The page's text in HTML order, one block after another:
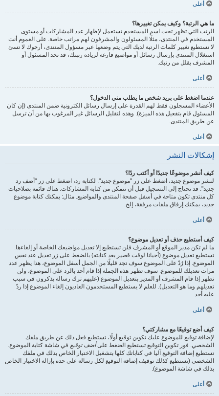
أعلى
ما هي الرتبة؟ وكيف يمكن تغييرها؟
الرتب التي تظهر تحت اسم المستخدم تستعمل لإظهار عدد المشاركات أو مستوى
المستخدم في المنتدى، مثلًا المسئولون والمشرفون لهم مراتب خاصة. على العموم أنت
لا تستطيع تغيير كلمات الرتبة لديك التي يتم وضعها عبر مسؤول المنتدى، أرجوك لا تسئ
استغلال المنتدى بإرسال رسائل أو مواضيع فارغة لزيادة رتبتك، قد تجد المسئول أو
المشرف يقلل من رتبك.
أعلى
عندما اضغط على بريد شخص ما يطلب مني الدخول؟
الأعضاء المسجلون فقط لهم القدرة على إرسال رسائل الكترونية ضمن المنتدى (إن كان
المسئول قام بتفعيل هذه الميزة). وهذه لتقليل الرسائل غير المرغوب بها من أن ترسل
عن طريق المنتدى.
أعلى
إشكالات النشر
كيف أنشر موضوعًا جديدًا أو أكتب ردًا؟
لنشر موضوع جديد، اضغط على زر "موضوع جديد". لكتابة رد، اضغط على زر "أضف رد
جديد". قد تحتاج إلى التسجيل قبل أن تتمكن من كتابة المشاركات. هناك قائمة بصلاحيات
كل منتدى تكون متاحة في أسفل صفحة المنتدى والمواضيع. مثال: يمكنك كتابة موضوع
جديد، يمكنك إرفاق ملفات مرفقة، إلخ.
أعلى
كيف أستطيع حذف أو تعديل موضوع؟
ما لم تكن مدير الموقع أو المشرف فلن تستطيع إلا تعديل مواضيعك الخاصة أو إلغاءها.
تستطيع تعديل موضوع (أحيانا لوقت قصير بعد كتابته) بالضغط على زر تعديل عند نفس
الموضوع. إذا رُدّ على الموضوع سوف تجد قليلًا من الجمل أسفل الموضوع، هذا يظهر عدد
مرات تعديلك للموضوع. سوف تظهر هذه الجملة إذا قام أحد بالرد على الموضوع، ولن
تظهر إذا قام المشرف أو المدير بتعديل الموضوع (عليهم ترك رسالة يذكرون في سبب
تعديلهم وما هو التعديل). للعلم لا يستطيع المستخدمون العاديون إلغاء الموضوع إذا ردّ
عليه أحد.
أعلى
كيف أضع توقيعًا مع مشاركتي؟
لإضافة توقيع للموضوع عليك تكوين توقيع أولًا، تستطيع فعل ذلك عن طريق ملفك
الشخصي. فور تكوين التوقيع تستطيع الضغط علىأضف توقيع في شاشة كتابة الموضوع.
تستطيع إضافة التوقيع آليا في كتاباتك كلها بتشغيل الاختيار الخاص بذلك في ملفك
الشخصي (تستطيع كذلك توقيف إضافة التوقيع لكل رسالة على حده بإزالة الاختيار الخاص
بذلك في شاشة الموضوع).
أعلى